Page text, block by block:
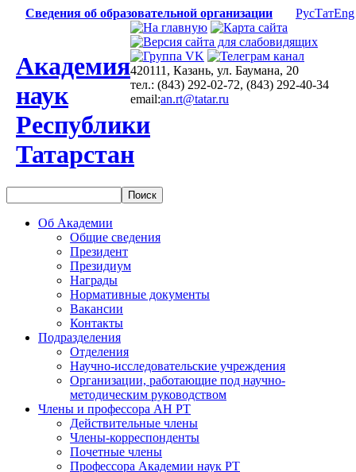
Сведения об образовательной организации РусТатEng
Академия
наук
Республики
Татарстан
420111, Казань, ул. Баумана, 20
тел.: (843) 292-02-72, (843) 292-40-34
email:an.rt@tatar.ru
Об Академии
Общие сведения
Президент
Президиум
Награды
Нормативные документы
Вакансии
Контакты
Подразделения
Отделения
Научно-исследовательские учреждения
Организации, работающие под научно-
методическим руководством
Члены и профессора АН РТ
Действительные члены
Члены-корреспонденты
Почетные члены
Профессора Академии наук РТ